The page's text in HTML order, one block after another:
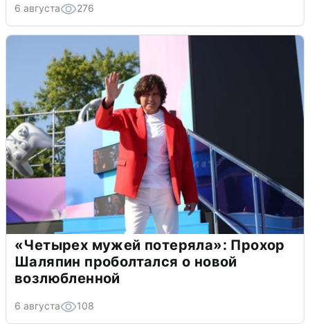
6 августа 276
«Четырех мужей потеряла»: Прохор
Шаляпин проболтался о новой
возлюбленной
6 августа 108